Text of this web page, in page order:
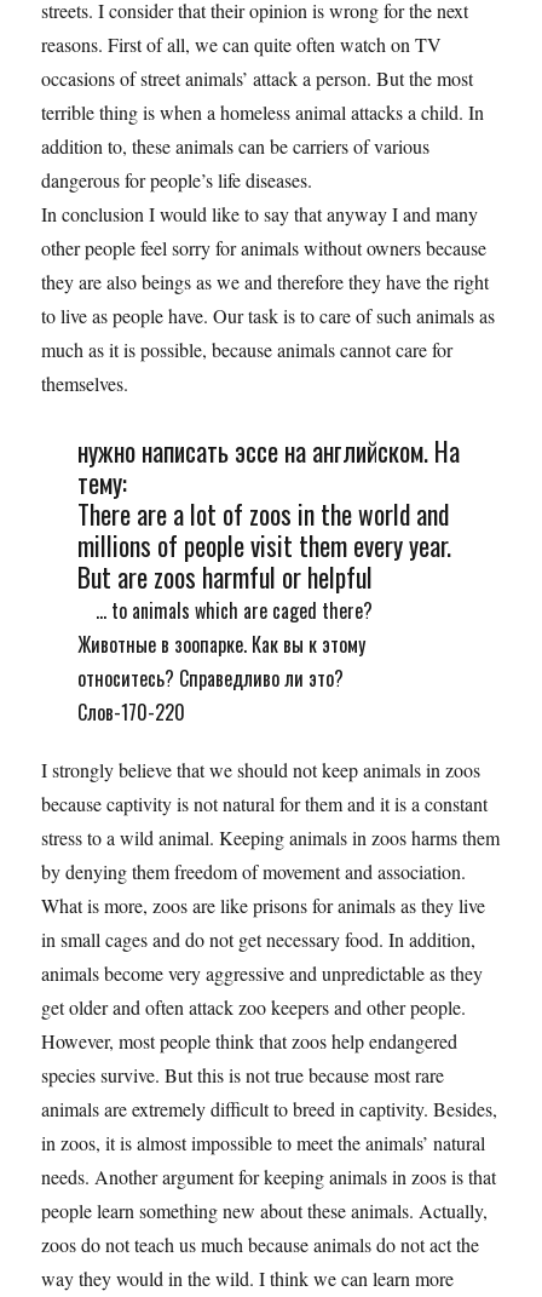
streets. I consider that their opinion is wrong for the next
reasons. First of all, we can quite often watch on TV
occasions of street animals’ attack a person. But the most
terrible thing is when a homeless animal attacks a child. In
addition to, these animals can be carriers of various
dangerous for people’s life diseases.
In conclusion I would like to say that anyway I and many
other people feel sorry for animals without owners because
they are also beings as we and therefore they have the right
to live as people have. Our task is to care of such animals as
much as it is possible, because animals cannot care for
themselves.
нужно написать эссе на английском. На
тему:
There are a lot of zoos in the world and
millions of people visit them every year.
But are zoos harmful or helpful
... to animals which are caged there?
Животные в зоопарке. Как вы к этому
относитесь? Справедливо ли это?
Слов-170-220
I strongly believe that we should not keep animals in zoos
because captivity is not natural for them and it is a constant
stress to a wild animal. Keeping animals in zoos harms them
by denying them freedom of movement and association.
What is more, zoos are like prisons for animals as they live
in small cages and do not get necessary food. In addition,
animals become very aggressive and unpredictable as they
get older and often attack zoo keepers and other people.
However, most people think that zoos help endangered
species survive. But this is not true because most rare
animals are extremely difficult to breed in captivity. Besides,
in zoos, it is almost impossible to meet the animals’ natural
needs. Another argument for keeping animals in zoos is that
people learn something new about these animals. Actually,
zoos do not teach us much because animals do not act the
way they would in the wild. I think we can learn more